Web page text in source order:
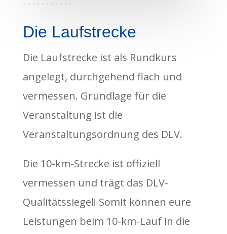
Die Laufstrecke
Die Laufstrecke ist als Rundkurs
angelegt, durchgehend flach und
vermessen. Grundlage für die
Veranstaltung ist die
Veranstaltungsordnung des DLV.
Die 10-km-Strecke ist offiziell
vermessen und trägt das DLV-
Qualitätssiegel! Somit können eure
Leistungen beim 10-km-Lauf in die